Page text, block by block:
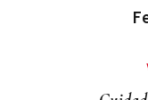
La final del